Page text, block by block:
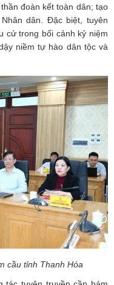
đoàn kết toàn dân; tạo
dân. Đặc biệt, tuyên
cử trong bối cảnh kỷ niệm
niềm tự hào dân tộc và
cầu tỉnh Thanh Hóa